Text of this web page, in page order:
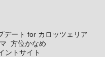
デート for カロッツェリア
方位かなめ
ントサイト